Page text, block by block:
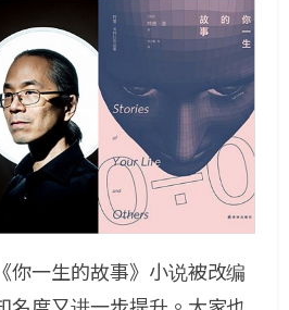
你一生的故事》小说被改编